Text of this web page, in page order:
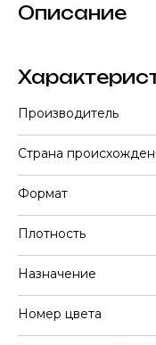
Описание
Производитель
Страна
Формат
Плотность
Назначение
Номер цвета